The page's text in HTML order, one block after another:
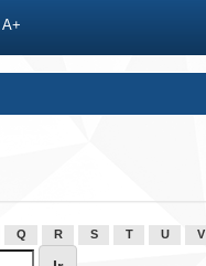
A+
Q R S T U V